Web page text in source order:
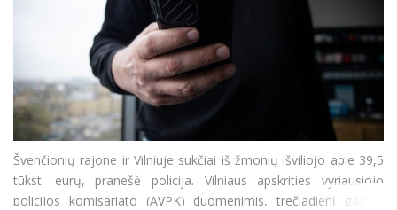
Švenčionių rajone ir Vilniuje sukčiai iš žmonių išviliojo apie 39,5
tūkst. eurų, pranešė policija. Vilniaus apskrities vyriausiojo
policijos komisariato (AVPK) duomenimis, trečiadienį gautas